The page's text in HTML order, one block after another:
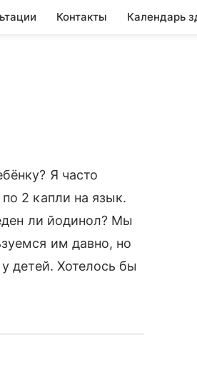
Контакты Календарь
Я часто
2 капли на язык.
ли йодинол? Мы
им давно, но
детей. Хотелось бы